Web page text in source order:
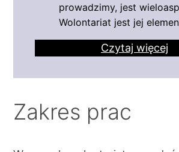
prowadzimy, jest
Wolontariat jest jej
Czytaj więcej
Zakres prac